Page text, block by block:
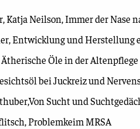
Katja Neilson, Immer der Nase
Entwicklung und
Öle in der Altenpflege
bei Juckreiz und
Sucht und
Problemkeim MRSA